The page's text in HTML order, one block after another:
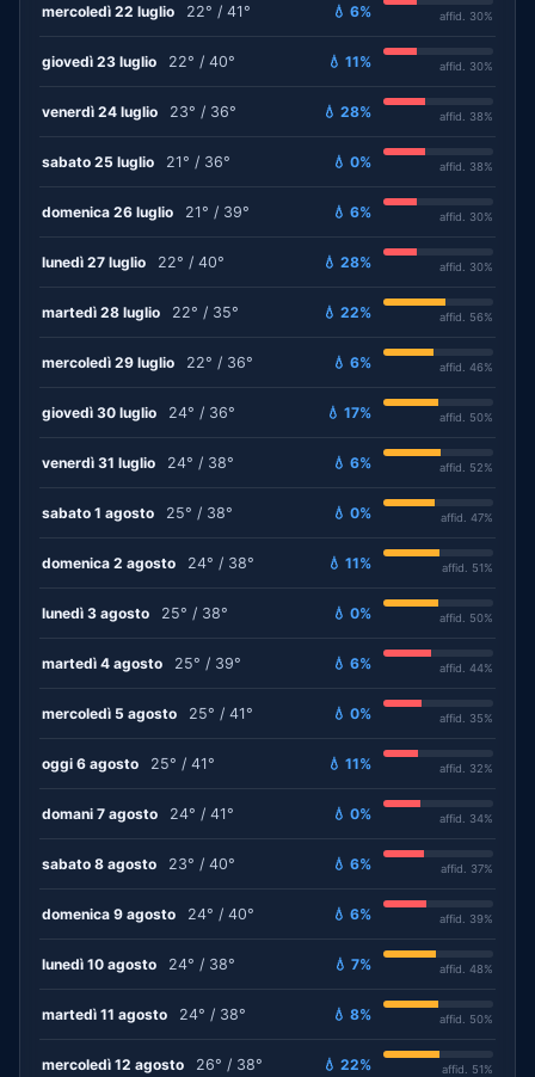
mercoledì 22 luglio 22° / 41° 💧 6% affid. 30%
giovedì 23 luglio 22° / 40° 💧 11% affid. 30%
venerdì 24 luglio 23° / 36° 💧 28% affid. 38%
sabato 25 luglio 21° / 36° 💧 0% affid. 38%
domenica 26 luglio 21° / 39° 💧 6% affid. 30%
lunedì 27 luglio 22° / 40° 💧 28% affid. 30%
martedì 28 luglio 22° / 35° 💧 22% affid. 56%
mercoledì 29 luglio 22° / 36° 💧 6% affid. 46%
giovedì 30 luglio 24° / 36° 💧 17% affid. 50%
venerdì 31 luglio 24° / 38° 💧 6% affid. 52%
sabato 1 agosto 25° / 38° 💧 0% affid. 47%
domenica 2 agosto 24° / 38° 💧 11% affid. 51%
lunedì 3 agosto 25° / 38° 💧 0% affid. 50%
martedì 4 agosto 25° / 39° 💧 6% affid. 44%
mercoledì 5 agosto 25° / 41° 💧 0% affid. 35%
oggi 6 agosto 25° / 41° 💧 11% affid. 32%
domani 7 agosto 24° / 41° 💧 0% affid. 34%
sabato 8 agosto 23° / 40° 💧 6% affid. 37%
domenica 9 agosto 24° / 40° 💧 6% affid. 39%
lunedì 10 agosto 24° / 38° 💧 7% affid. 48%
martedì 11 agosto 24° / 38° 💧 8% affid. 50%
mercoledì 12 agosto 26° / 38° 💧 22% affid. 51%